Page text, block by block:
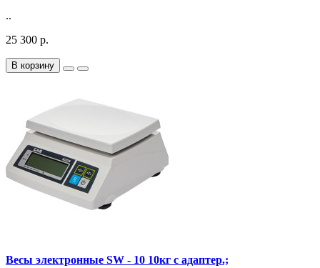
..
25 300 р.
В корзину
Весы электронные SW - 10 10кг с адаптер.;